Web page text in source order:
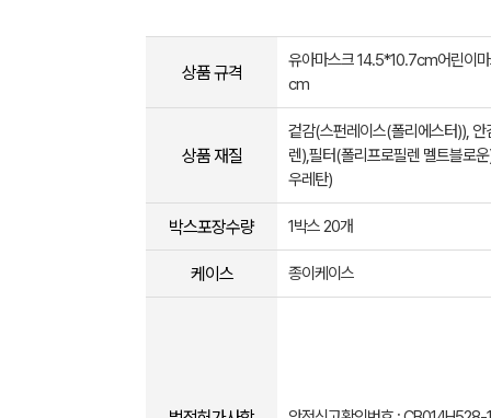
상품 규격
유아마스크 14.5*10.7cm어린이
cm
상품 재질
겉감(스펀레이스(폴리에스터)), 안
렌),필터(폴리프로필렌 멜트블로
우레탄)
박스포장수량 1박스 20개
케이스 종이케이스